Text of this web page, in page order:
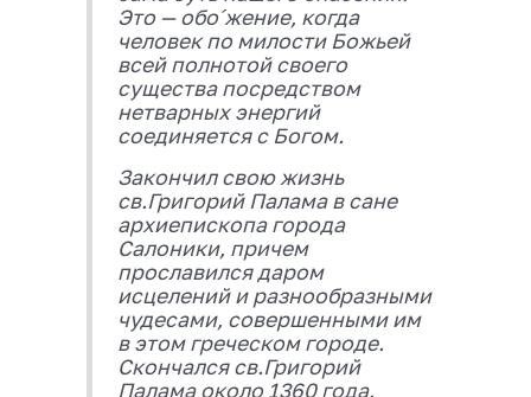
Это — обо´жение, когда
человек по милости Божьей
всей полнотой своего
существа посредством
нетварных энергий
соединяется с Богом.
Закончил свою жизнь
св.Григорий Палама в сане
архиепископа города
Салоники, причем
прославился даром
исцелений и разнообразными
чудесами, совершенными им
в этом греческом городе.
Скончался св.Григорий
Палама около 1360 года.